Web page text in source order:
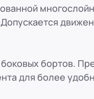
250-25-31 (вн. 153)
бортов.
для более